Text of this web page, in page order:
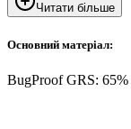
Читати більше
Основний матеріал:
BugProof GRS: 65%